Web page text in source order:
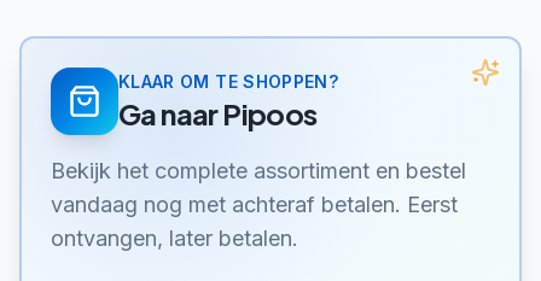
KLAAR OM TE SHOPPEN?
Ga naarPipoos
Bekijk het complete assortiment en bestel
vandaag nog met achteraf betalen. Eerst
ontvangen, later betalen.